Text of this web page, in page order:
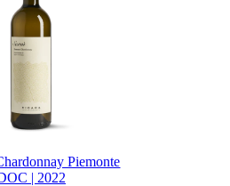
Piemonte
| 2022